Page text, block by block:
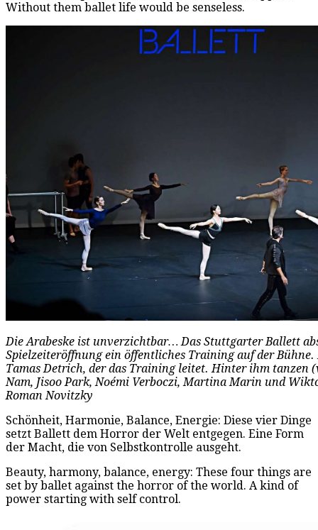
Without them ballet life would be senseless.
Die Arabeske ist unverzichtbar… Das Stuttgarter Ballett
Spielzeiteröffnung ein öffentliches Training auf der
Tamas Detrich, der das Training leitet. Hinter ihm tanzen
Nam, Jisoo Park, Noémi Verboczi, Martina Marin und
Roman Novitzky
Schönheit, Harmonie, Balance, Energie: Diese vier Dinge
setzt Ballett dem Horror der Welt entgegen. Eine Form
der Macht, die von Selbstkontrolle ausgeht.
Beauty, harmony, balance, energy: These four things are
set by ballet against the horror of the world. A kind of
power starting with self control.